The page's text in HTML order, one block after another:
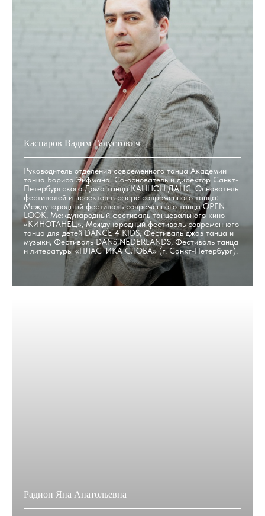
Каспаров Вадим Галустович
Руководитель отделения современного танца Академии
танца Бориса Эйфмана. Со-основатель и директор Санкт-
Петербургского Дома танца КАННОН ДАНС. Основатель
фестивалей и проектов в сфере современного танца:
Международный фестиваль современного танца OPEN
LOOK, Международный фестиваль танцевального кино
«КИНОТАНЕЦ», Международный фестиваль современного
танца для детей DANCE 4 KIDS, Фестиваль джаз танца и
музыки, Фестиваль DANS NEDERLANDS, Фестиваль танца
и литературы «ПЛАСТИКА СЛОВА» (г. Санкт-Петербург).
Радион Яна Анатольевна